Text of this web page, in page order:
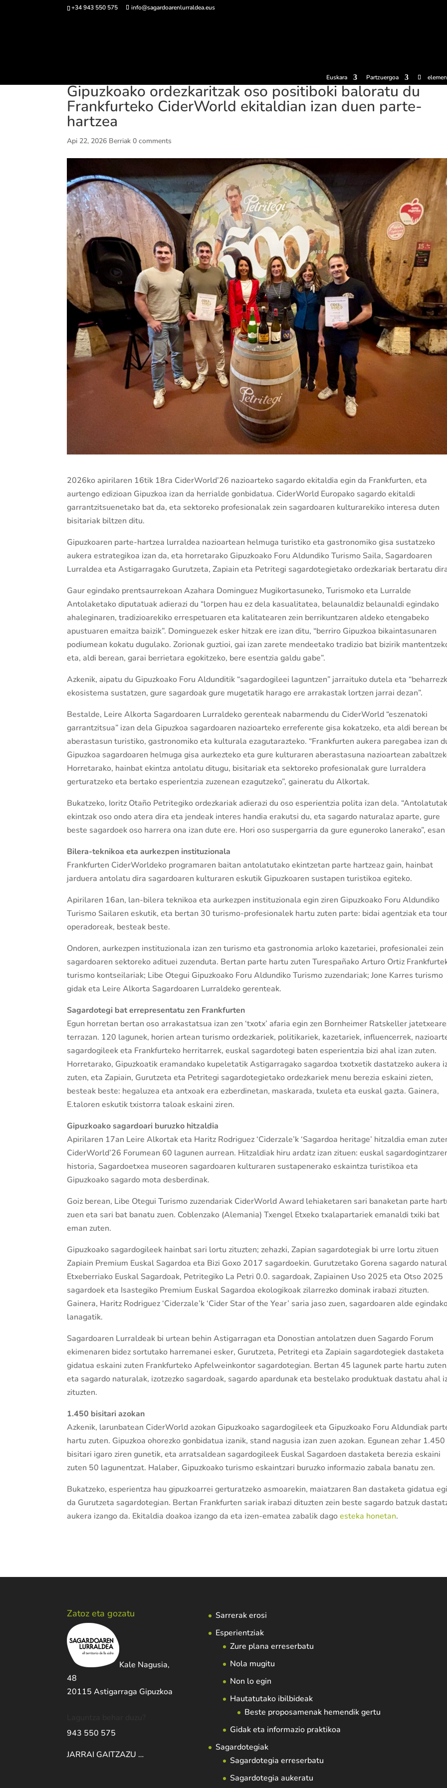
+34 943 550 575 info@sagardoarenlurraldea.eus
Euskara Partzuergoa
Gipuzkoako ordezkaritzak oso positiboki baloratu du
Frankfurteko CiderWorld ekitaldian izan duen parte-
hartzea
Api 22, 2026 Berriak 0 comments
2026ko apirilaren 16tik 18ra CiderWorld’26 nazioarteko sagardo ekitaldia egin da Frankfurten, eta
aurtengo edizioan Gipuzkoa izan da herrialde gonbidatua. CiderWorld Europako sagardo ekitaldi
garrantzitsuenetako bat da, eta sektoreko profesionalak zein sagardoaren kulturarekiko interesa duten
bisitariak biltzen ditu.
Gipuzkoaren parte-hartzea lurraldea nazioartean helmuga turistiko eta gastronomiko gisa sustatzeko
aukera estrategikoa izan da, eta horretarako Gipuzkoako Foru Aldundiko Turismo Saila, Sagardoaren
Lurraldea eta Astigarragako Gurutzeta, Zapiain eta Petritegi sagardotegietako ordezkariak bertaratu
Gaur egindako prentsaurrekoan Azahara Dominguez Mugikortasuneko, Turismoko eta Lurralde
Antolaketako diputatuak adierazi du “lorpen hau ez dela kasualitatea, belaunaldiz belaunaldi egindako
ahaleginaren, tradizioarekiko errespetuaren eta kalitatearen zein berrikuntzaren aldeko etengabeko
apustuaren emaitza baizik”. Dominguezek esker hitzak ere izan ditu, “berriro Gipuzkoa bikaintasunaren
podiumean kokatu dugulako. Zorionak guztioi, gai izan zarete mendeetako tradizio bat bizirik
eta, aldi berean, garai berrietara egokitzeko, bere esentzia galdu gabe”.
Azkenik, aipatu du Gipuzkoako Foru Aldunditik “sagardogileei laguntzen” jarraituko dutela eta
ekosistema sustatzen, gure sagardoak gure mugetatik harago ere arrakastak lortzen jarrai dezan”.
Bestalde, Leire Alkorta Sagardoaren Lurraldeko gerenteak nabarmendu du CiderWorld “eszenatoki
garrantzitsua” izan dela Gipuzkoa sagardoaren nazioarteko erreferente gisa kokatzeko, eta aldi berean
aberastasun turistiko, gastronomiko eta kulturala ezagutarazteko. “Frankfurten aukera paregabea izan
Gipuzkoa sagardoaren helmuga gisa aurkezteko eta gure kulturaren aberastasuna nazioartean
Horretarako, hainbat ekintza antolatu ditugu, bisitariak eta sektoreko profesionalak gure lurraldera
gerturatzeko eta bertako esperientzia zuzenean ezagutzeko”, gaineratu du Alkortak.
Bukatzeko, Ioritz Otaño Petritegiko ordezkariak adierazi du oso esperientzia polita izan dela.
ekintzak oso ondo atera dira eta jendeak interes handia erakutsi du, eta sagardo naturalaz aparte, gure
beste sagardoek oso harrera ona izan dute ere. Hori oso suspergarria da gure eguneroko lanerako”, esan
Bilera-teknikoa eta aurkezpen instituzionala
Frankfurten CiderWorldeko programaren baitan antolatutako ekintzetan parte hartzeaz gain, hainbat
jarduera antolatu dira sagardoaren kulturaren eskutik Gipuzkoaren sustapen turistikoa egiteko.
Apirilaren 16an, lan-bilera teknikoa eta aurkezpen instituzionala egin ziren Gipuzkoako Foru Aldundiko
Turismo Sailaren eskutik, eta bertan 30 turismo-profesionalek hartu zuten parte: bidai agentziak eta
operadoreak, besteak beste.
Ondoren, aurkezpen instituzionala izan zen turismo eta gastronomia arloko kazetariei, profesionalei zein
sagardoaren sektoreko adituei zuzenduta. Bertan parte hartu zuten Turespañako Arturo Ortiz
turismo kontseilariak; Libe Otegui Gipuzkoako Foru Aldundiko Turismo zuzendariak; Jone Karres turismo
gidak eta Leire Alkorta Sagardoaren Lurraldeko gerenteak.
Sagardotegi bat errepresentatu zen Frankfurten
Egun horretan bertan oso arrakastatsua izan zen ‘txotx’ afaria egin zen Bornheimer Ratskeller
terrazan. 120 lagunek, horien artean turismo ordezkariek, politikariek, kazetariek, influencerrek,
sagardogileek eta Frankfurteko herritarrek, euskal sagardotegi baten esperientzia bizi ahal izan zuten.
Horretarako, Gipuzkoatik eramandako kupeletatik Astigarragako sagardoa txotxetik dastatzeko aukera
zuten, eta Zapiain, Gurutzeta eta Petritegi sagardotegietako ordezkariek menu berezia eskaini zieten,
besteak beste: hegaluzea eta antxoak era ezberdinetan, maskarada, txuleta eta euskal gazta. Gainera,
E.taloren eskutik txistorra taloak eskaini ziren.
Gipuzkoako sagardoari buruzko hitzaldia
Apirilaren 17an Leire Alkortak eta Haritz Rodriguez ‘Ciderzale’k ‘Sagardoa heritage’ hitzaldia eman
CiderWorld’26 Forumean 60 lagunen aurrean. Hitzaldiak hiru ardatz izan zituen: euskal
historia, Sagardoetxea museoren sagardoaren kulturaren sustapenerako eskaintza turistikoa eta
Gipuzkoako sagardo mota desberdinak.
Goiz berean, Libe Otegui Turismo zuzendariak CiderWorld Award lehiaketaren sari banaketan parte
zuen eta sari bat banatu zuen. Coblenzako (Alemania) Txengel Etxeko txalapartariek emanaldi txiki bat
eman zuten.
Gipuzkoako sagardogileek hainbat sari lortu zituzten; zehazki, Zapian sagardotegiak bi urre lortu zituen
Zapiain Premium Euskal Sagardoa eta Bizi Goxo 2017 sagardoekin. Gurutzetako Gorena sagardo
Etxeberriako Euskal Sagardoak, Petritegiko La Petri 0.0. sagardoak, Zapiainen Uso 2025 eta Otso 2025
sagardoek eta Isastegiko Premium Euskal Sagardoa ekologikoak zilarrezko dominak irabazi zituzten.
Gainera, Haritz Rodriguez ‘Ciderzale’k ‘Cider Star of the Year’ saria jaso zuen, sagardoaren alde
lanagatik.
Sagardoaren Lurraldeak bi urtean behin Astigarragan eta Donostian antolatzen duen Sagardo Forum
ekimenaren bidez sortutako harremanei esker, Gurutzeta, Petritegi eta Zapiain sagardotegiek dastaketa
gidatua eskaini zuten Frankfurteko Apfelweinkontor sagardotegian. Bertan 45 lagunek parte hartu
eta sagardo naturalak, izotzezko sagardoak, sagardo apardunak eta bestelako produktuak dastatu ahal
zituzten.
1.450 bisitari azokan
Azkenik, larunbatean CiderWorld azokan Gipuzkoako sagardogileek eta Gipuzkoako Foru Aldundiak
hartu zuten. Gipuzkoa ohorezko gonbidatua izanik, stand nagusia izan zuen azokan. Egunean zehar 1.450
bisitari igaro ziren gunetik, eta arratsaldean sagardogileek Euskal Sagardoen dastaketa berezia eskaini
zuten 50 lagunentzat. Halaber, Gipuzkoako turismo eskaintzari buruzko informazio zabala banatu zen.
Bukatzeko, esperientza hau gipuzkoarrei gerturatzeko asmoarekin, maiatzaren 8an dastaketa gidatua
da Gurutzeta sagardotegian. Bertan Frankfurten sariak irabazi dituzten zein beste sagardo batzuk
aukera izango da. Ekitaldia doakoa izango da eta izen-ematea zabalik dagoesteka honetan.
Zatoz eta gozatu
Kale Nagusia,
48
20115 Astigarraga Gipuzkoa
943 550 575
JARRAI GAITZAZU …
Sarrerak erosi
Esperientziak
Zure plana erreserbatu
Nola mugitu
Non lo egin
Hautatutako ibilbideak
Beste proposamenak hemendik gertu
Gidak eta informazio praktikoa
Sagardotegiak
Sagardotegia erreserbatu
Sagardotegia aukeratu